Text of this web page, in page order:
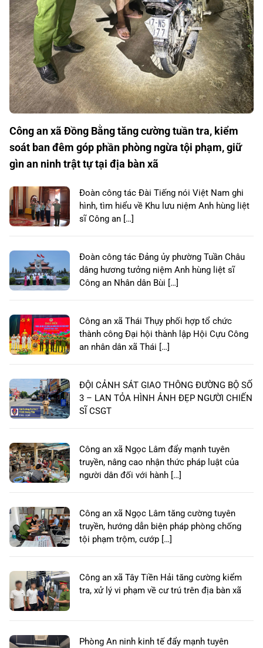
Công an xã Đồng Bằng tăng cường tuần tra, kiểm
soát ban đêm góp phần phòng ngừa tội phạm, giữ
gìn an ninh trật tự tại địa bàn xã
Đoàn công tác Đài Tiếng nói Việt Nam ghi
hình, tìm hiểu về Khu lưu niệm Anh hùng liệt
sĩ Công an […]
Đoàn công tác Đảng ủy phường Tuần Châu
dâng hương tưởng niệm Anh hùng liệt sĩ
Công an Nhân dân Bùi […]
Công an xã Thái Thụy phối hợp tổ chức
thành công Đại hội thành lập Hội Cựu Công
an nhân dân xã Thái […]
ĐỘI CẢNH SÁT GIAO THÔNG ĐƯỜNG BỘ SỐ
3 – LAN TỎA HÌNH ẢNH ĐẸP NGƯỜI CHIẾN
SĨ CSGT
Công an xã Ngọc Lâm đẩy mạnh tuyên
truyền, nâng cao nhận thức pháp luật của
người dân đối với hành […]
Công an xã Ngọc Lâm tăng cường tuyên
truyền, hướng dẫn biện pháp phòng chống
tội phạm trộm, cướp […]
Công an xã Tây Tiền Hải tăng cường kiểm
tra, xử lý vi phạm về cư trú trên địa bàn xã
Phòng An ninh kinh tế đẩy mạnh tuyên